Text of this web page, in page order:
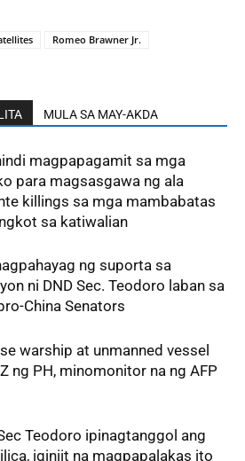
Romeo Brawner Jr.
MULA SA MAY-AKDA
magpapagamit sa mga
para magsasgawa ng ala
killings sa mga mambabatas
sa katiwalian
ng suporta sa
ni DND Sec. Teodoro laban sa
China Senators
warship at unmanned vessel
ng PH, minomonitor na ng AFP
Teodoro ipinagtanggol ang
iginiit na magpapalakas ito